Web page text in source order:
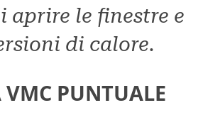
aprire le finestre e
di calore.
VMC PUNTUALE